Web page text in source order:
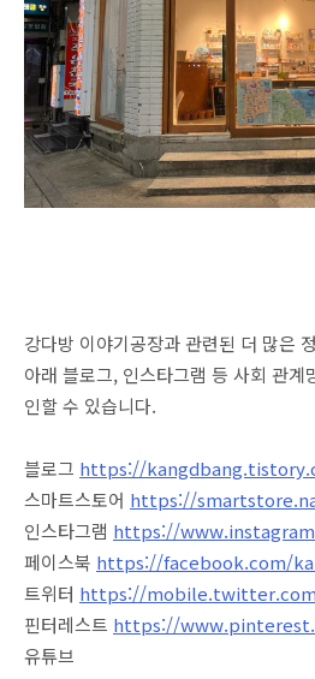
강다방 이야기공장과 관련된 더 많은
아래 블로그, 인스타그램 등 사회 관
인할 수 있습니다.​
블로그 https://
스마트스토어 https://
인스타그램 https://
페이스북 https://facebook.com/
트위터 https://
핀터레스트 https://
유튜브